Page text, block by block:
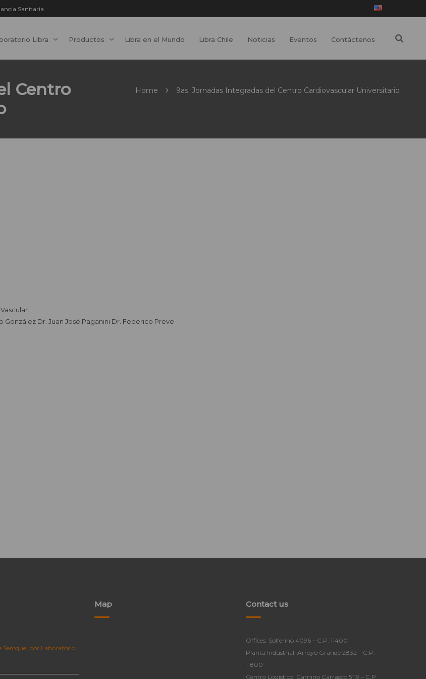
Sanitaria
Libra Productos Libra en el Mundo Libra Chile Noticias Eventos Contáctenos
Centro
Home 9as. Jornadas Integradas del Centro Cardiovascular Universitario
Dr. Juan José Paganini Dr. Federico Preve
Seroquel por Laboratorio
Map Contact us
Offices: Solferino 4096 – C.P. 11400
Planta Industrial: Arroyo Grande 2832 – C.P.
11800
Centro Logístico: Camino Carrasco 5119 – C.P.